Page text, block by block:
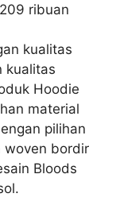
ribuan
kualitas
kualitas
Hoodie
material
pilihan
woven bordir
Bloods